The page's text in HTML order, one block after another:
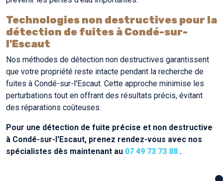
Technologies non destructives pour la
détection de fuites à Condé-sur-
l'Escaut
Nos méthodes de détection non destructives garantissent
que votre propriété reste intacte pendant la recherche de
fuites à Condé-sur-l'Escaut. Cette approche minimise les
perturbations tout en offrant des résultats précis, évitant
des réparations coûteuses.
Pour une détection de fuite précise et non destructive
à Condé-sur-l'Escaut, prenez rendez-vous avec nos
spécialistes dès maintenant au 07 49 73 73 88 .